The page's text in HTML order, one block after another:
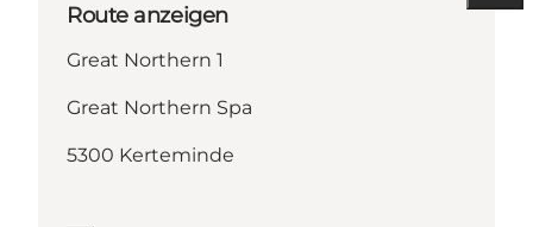
Route anzeigen
Great Northern 1
Great Northern Spa
5300 Kerteminde